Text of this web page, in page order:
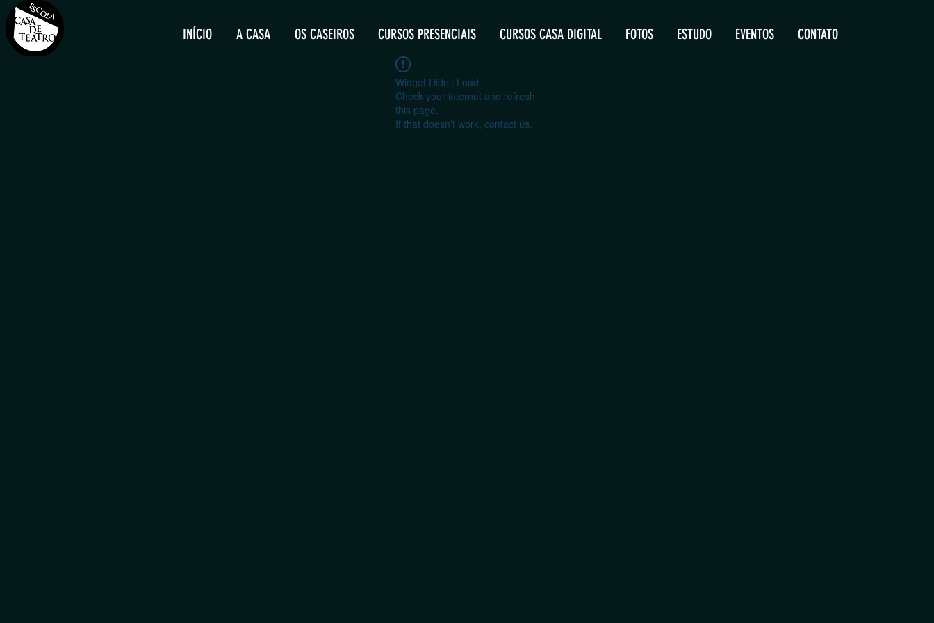
INÍCIO A CASA OS CASEIROS CURSOS PRESENCIAIS CURSOS CASA DIGITAL FOTOS ESTUDO EVENTOS CONTATO
Widget Didn’t Load
Check your internet and refresh
this page.
If that doesn’t work, contact us.